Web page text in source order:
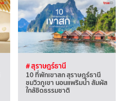
# สุราษฎร์ธานี
10 ที่พักเขาสก สุราษฎร์ธานี
ชมวิวภูเขา นอนแพริมน้ำ สัมผัส
ใกล้ชิดธรรมชาติ